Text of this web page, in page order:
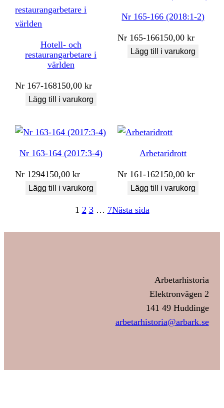
Hotell- och
restaurangarbetare i
världen
Nr 167-168150,00kr
Lägg till i varukorg
Nr 165-166 (2018:1-2)
Nr 165-166150,00kr
Lägg till i varukorg
Nr 163-164 (2017:3-4)
Nr 1294150,00kr
Lägg till i varukorg
Arbetaridrott
Nr 161-162150,00kr
Lägg till i varukorg
1 2 3 … 7Nästa sida
Arbetarhistoria
Elektronvägen 2
141 49 Huddinge
arbetarhistoria@arbark.se